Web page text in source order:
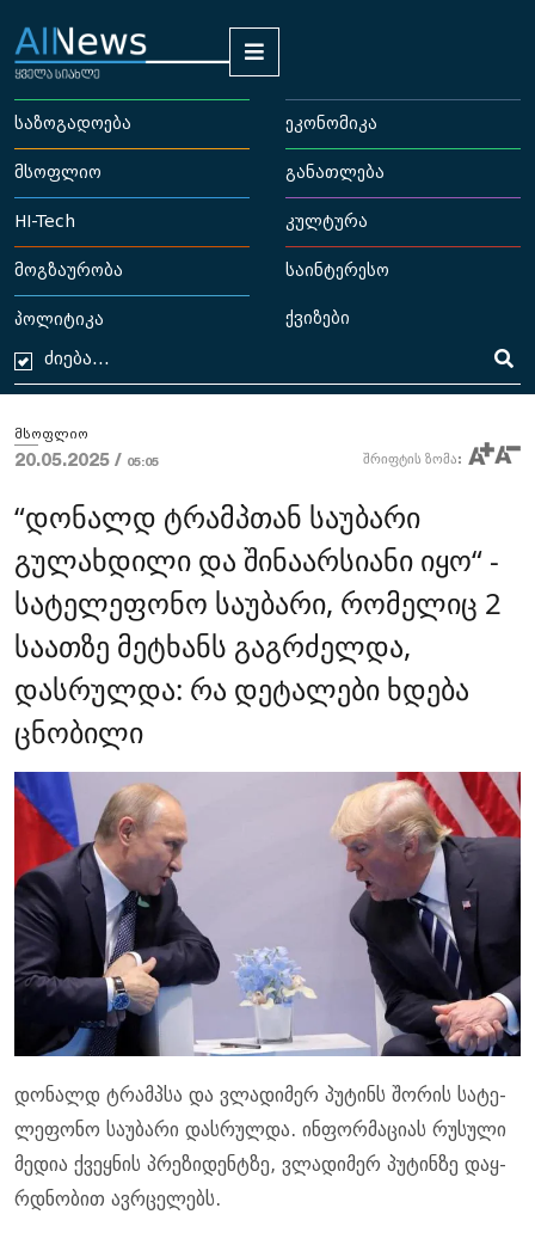
საზოგადოება ეკონომიკა
მსოფლიო განათლება
HI-Tech კულტურა
მოგზაურობა საინტერესო
პოლიტიკა ქვიზები
მსოფლიო
20.05.2025 / 05:05 შრიფტის ზომა:
“დონალდ ტრამპთან საუბარი
გულახდილი და შინაარსიანი იყო“ -
სატელეფონო საუბარი, რომელიც 2
საათზე მეტხანს გაგრძელდა,
დასრულდა: რა დეტალები ხდება
ცნობილი
დო­ნალდ ტრამპსა და ვლა­დი­მერ პუ­ტინს შო­რის სა­ტე­
ლე­ფო­ნო სა­უ­ბა­რი დას­რულ­და. ინ­ფორ­მა­ცი­ას რუ­სუ­ლი
მე­დია ქვეყ­ნის პრე­ზი­დენტზე, ვლა­დი­მერ პუ­ტინ­ზე დაყ­
რდნო­ბით ავ­რცე­ლებს.